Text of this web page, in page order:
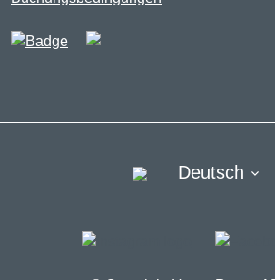
Deutsch